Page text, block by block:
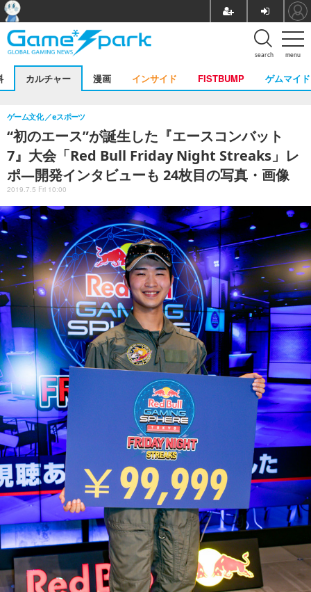
menu
search
カルチャー 漫画 インサイド FISTBUMP ゲムマイド
“初のエース”が誕生した『エースコンバット
7』大会「Red Bull Friday Night Streaks」レ
ポ―開発インタビューも 24枚目の写真・画像
ゲーム文化 eスポーツ
2019.7.5 Fri 10:00